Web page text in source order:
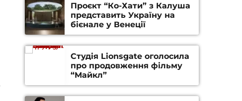
Проєкт “Ко-Хати” з Калуша
представить Україну на
бієнале у Венеції
Студія Lionsgate оголосила
про продовження фільму
“Майкл”